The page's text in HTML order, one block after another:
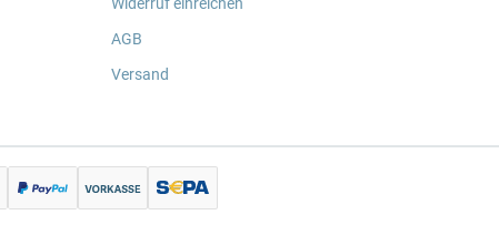
Widerruf einreichen
AGB
Versand